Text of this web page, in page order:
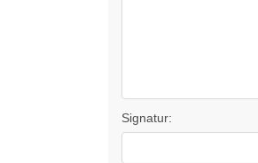
Signatur: